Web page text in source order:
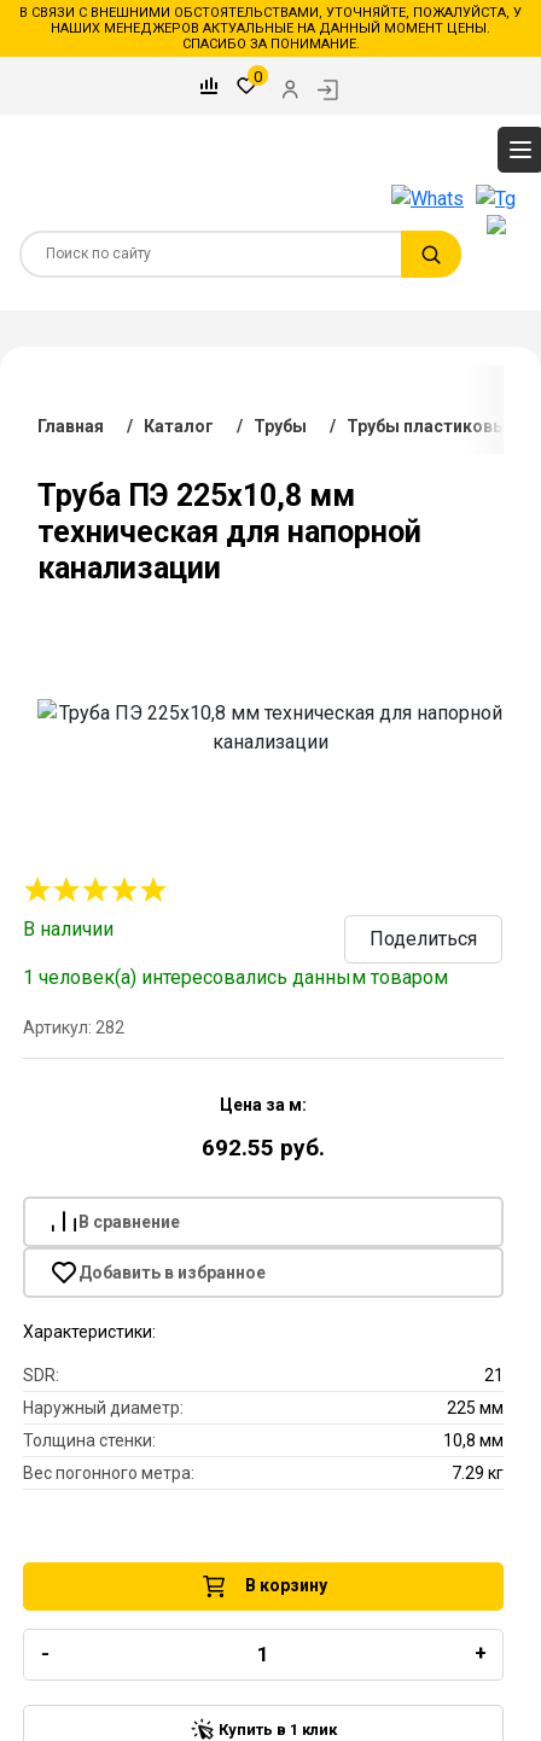
В СВЯЗИ С ВНЕШНИМИ ОБСТОЯТЕЛЬСТВАМИ, УТОЧНЯЙТЕ, ПОЖАЛУЙСТА, У
НАШИХ МЕНЕДЖЕРОВ АКТУАЛЬНЫЕ НА ДАННЫЙ МОМЕНТ ЦЕНЫ.
СПАСИБО ЗА ПОНИМАНИЕ.
0
Главная / Каталог / Трубы / Трубы пластиковые
Труба ПЭ 225х10,8 мм
техническая для напорной
канализации
В наличии
Поделиться
1 человек(а) интересовались данным товаром
Артикул: 282
Цена за м:
692.55 руб.
В сравнение
Добавить в избранное
Характеристики:
SDR:
21
Наружный диаметр:
225 мм
Толщина стенки:
10,8 мм
Вес погонного метра:
7.29 кг
В корзину
- +
Купить в 1 клик